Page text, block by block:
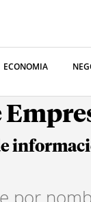
ECONOMIA